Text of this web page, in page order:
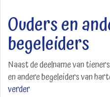
Ouders en
begeleiders
Naast de deelname van
en andere begeleiders van
verder